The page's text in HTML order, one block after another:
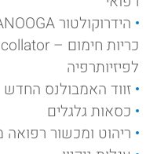
לפיזיותרפיה
זווד האמבולנס
כסאות גלגלים
ריהוט ומכשור